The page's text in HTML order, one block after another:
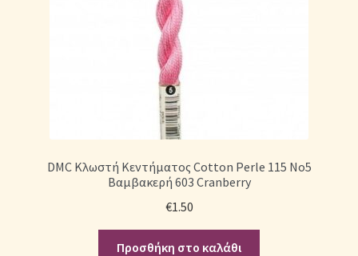
DMC Κλωστή Κεντήματος Cotton Perle 115 No5
Βαμβακερή 603 Cranberry
€1.50
Προσθήκη στο καλάθι